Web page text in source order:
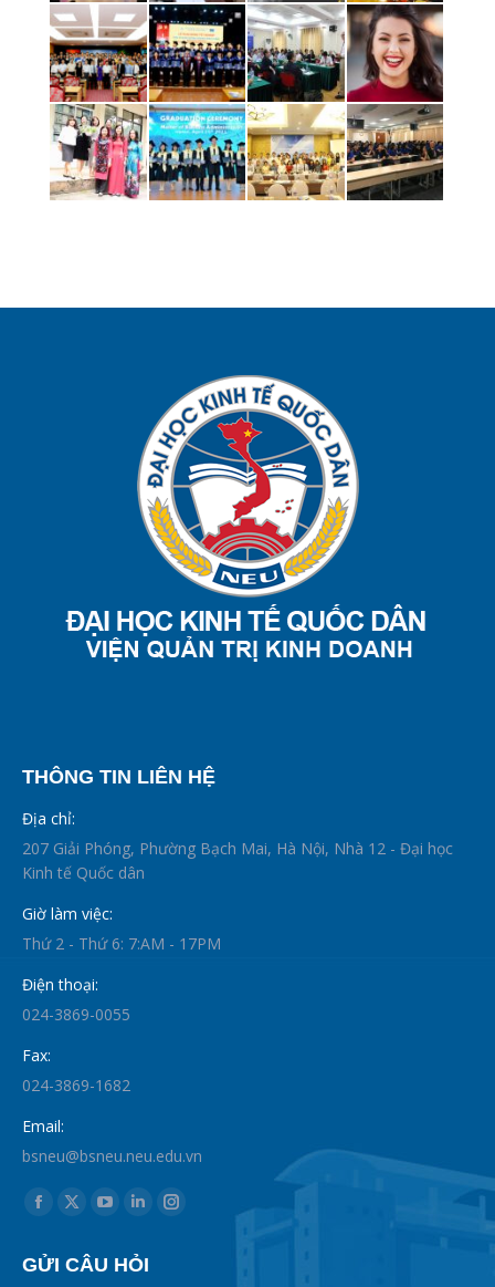
THÔNG TIN LIÊN HỆ
Địa chỉ:
207 Giải Phóng, Phường Bạch Mai, Hà Nội, Nhà 12 - Đại học
Kinh tế Quốc dân
Giờ làm việc:
Thứ 2 - Thứ 6: 7:AM - 17PM
Điện thoại:
024-3869-0055
Fax:
024-3869-1682
Email:
bsneu@bsneu.neu.edu.vn
Find us on:
Facebook
opens
X
opens
YouTube
opens
Linkedin
opens
Instagram
GỬI CÂU HỎI